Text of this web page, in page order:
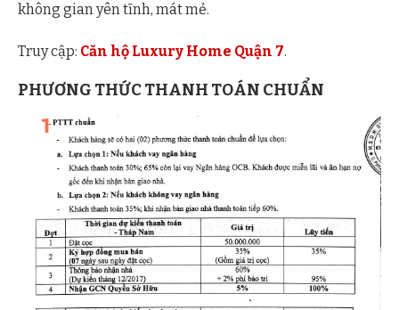
không gian yên tĩnh, mát mẻ.
Truy cập: Căn hộ Luxury Home Quận 7.
PHƯƠNG THỨC THANH TOÁN CHUẨN